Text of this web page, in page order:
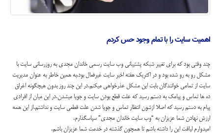
اهمیت سایت را با تمام وجود حس کردم
چند وقتی بود که برای تغییر شبکه پشتیبانی وب سایت رسمی خاندان مجدی به روزرسانی سایت با
مشکل رو به رو شده بود و در اکثریک هفته اخیر سایت غیرفعال بود.به همین خاطر به عنوان مدیریت
سایت از تمامی خوانندگان بابت این مشکل عذرخواهی میکنم.در این چند روز بدون هیچگونه اغراق
ده ها تماس و پیامک به دستم رسید که علت قطع بودن سایت و جویا میشدن.در این میان از افرادی
پیام به دستم رسید که اصلا ازشون انتظار تماس و جویا شدن علت قطعی سایت و نداشتم.از این همه
ارزش نهادن شما عزیزان به “وب سایت خاندان مجدی” سپاسگذارم.
امیدوارم لیاقت این را داشته باشم تا همچون گذشته در خدمت شما عزیزان باشم.